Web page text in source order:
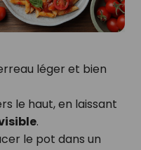
léger et bien
le haut, en laissant
.
le pot dans un